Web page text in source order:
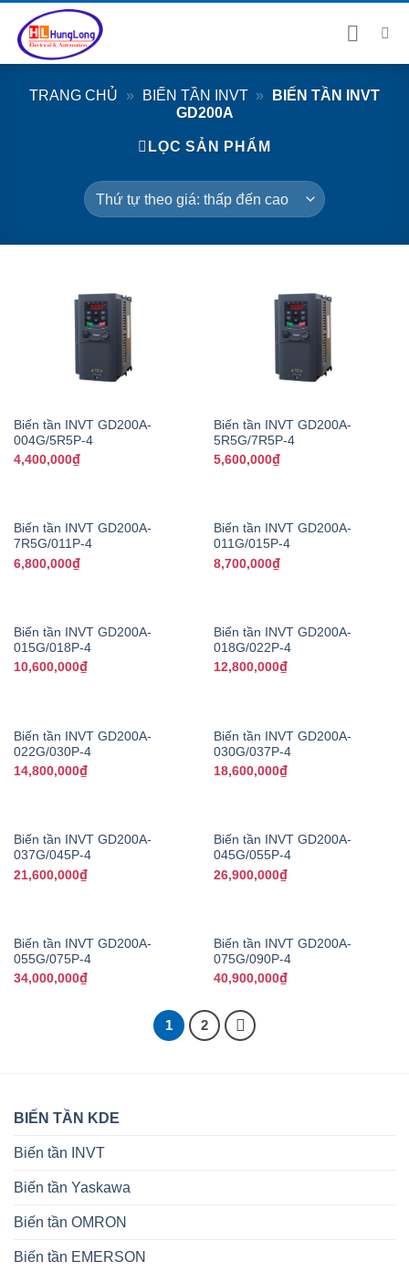
qua
TRANG CHỦ
» BIẾN TẦN INVT »
BIẾN TẦN INVT
GD200A
LỌC SẢN PHẨM
Biến tần INVT GD200A-
004G/5R5P-4
4,400,000₫
Biến tần INVT GD200A-
5R5G/7R5P-4
5,600,000₫
Biến tần INVT GD200A-
7R5G/011P-4
6,800,000₫
Biến tần INVT GD200A-
011G/015P-4
8,700,000₫
Biến tần INVT GD200A-
015G/018P-4
10,600,000₫
Biến tần INVT GD200A-
018G/022P-4
12,800,000₫
Biến tần INVT GD200A-
022G/030P-4
14,800,000₫
Biến tần INVT GD200A-
030G/037P-4
18,600,000₫
Biến tần INVT GD200A-
037G/045P-4
21,600,000₫
Biến tần INVT GD200A-
045G/055P-4
26,900,000₫
Biến tần INVT GD200A-
055G/075P-4
34,000,000₫
Biến tần INVT GD200A-
075G/090P-4
40,900,000₫
1 2
BIẾN TẦN KDE
Biến tần INVT
Biến tần Yaskawa
Biến tần OMRON
Biến tần EMERSON